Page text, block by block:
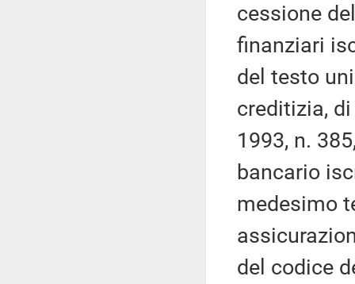
cessione
finanziari
del testo
creditizia,
1993, n.
bancario
medesimo
del codice